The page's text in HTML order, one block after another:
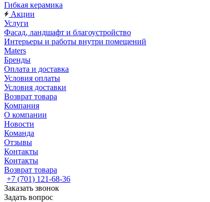
Гибкая керамика
Акции
Услуги
Фасад, ландшафт и благоустройство
Интерьеры и работы внутри помещений
Maters
Бренды
Оплата и доставка
Условия оплаты
Условия доставки
Возврат товара
Компания
О компании
Новости
Команда
Отзывы
Контакты
Контакты
Возврат товара
+7 (701) 121-68-36
Заказать звонок
Задать вопрос